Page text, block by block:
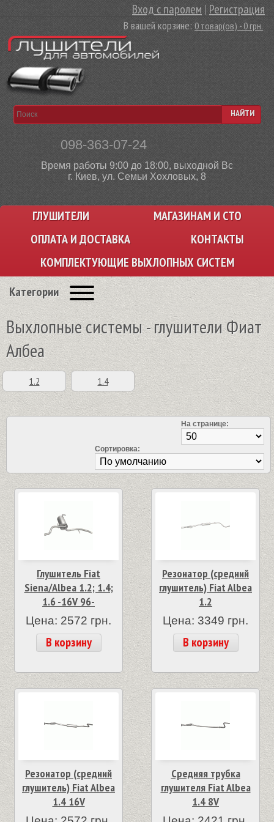
Вход с паролем |Регистрация
В вашей корзине:0 товар(ов) - 0 грн.
098-363-07-24
Время работы 9:00 до 18:00, выходной Вс
г. Киев, ул. Семьи Хохловых, 8
НАЙТИ
ГЛУШИТЕЛИ
МАГАЗИНАМ И СТО
ОПЛАТА И ДОСТАВКА
КОНТАКТЫ
КОМПЛЕКТУЮЩИЕ ВЫХЛОПНЫХ СИСТЕМ
Категории
Выхлопные системы - глушители Фиат
Албеа
1.2 1.4
На странице:
Сортировка:
Глушитель Fiat
Siena/Albea 1.2; 1.4;
1.6 -16V 96-
Цена: 2572 грн.
В корзину
Резонатор (средний
глушитель) Fiat Albea
1.2
Цена: 3349 грн.
В корзину
Резонатор (средний
глушитель) Fiat Albea
1.4 16V
Средняя трубка
глушителя Fiat Albea
1.4 8V